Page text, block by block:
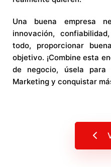
Una buena empresa
innovación,
todo, proporcionar
objetivo. ¡Combine esta
de negocio, úsela
Marketing y conquistar